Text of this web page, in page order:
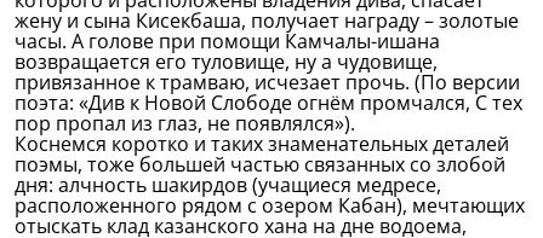
жену и сына Кисекбаша, получает награду – золотые
часы. А голове при помощи Камчалы-ишана
возвращается его туловище, ну а чудовище,
привязанное к трамваю, исчезает прочь. (По версии
поэта: «Див к Новой Слободе огнём промчался, С тех
пор пропал из глаз, не появлялся»).
Коснемся коротко и таких знаменательных деталей
поэмы, тоже большей частью связанных со злобой
дня: алчность шакирдов (учащиеся медресе,
расположенного рядом с озером Кабан), мечтающих
отыскать клад казанского хана на дне водоема,